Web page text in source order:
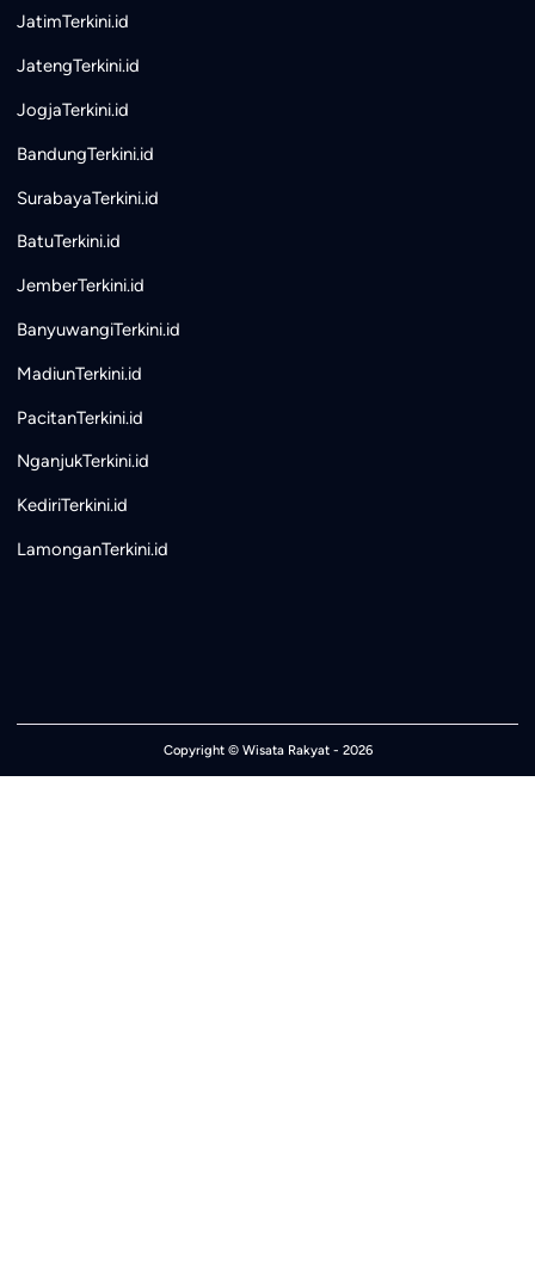
JatimTerkini.id
JatengTerkini.id
JogjaTerkini.id
BandungTerkini.id
SurabayaTerkini.id
BatuTerkini.id
JemberTerkini.id
BanyuwangiTerkini.id
MadiunTerkini.id
PacitanTerkini.id
NganjukTerkini.id
KediriTerkini.id
LamonganTerkini.id
Copyright © Wisata Rakyat- 2026